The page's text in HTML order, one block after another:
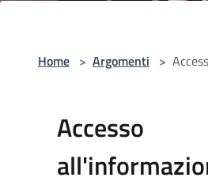
Home > Argomenti >
Accesso